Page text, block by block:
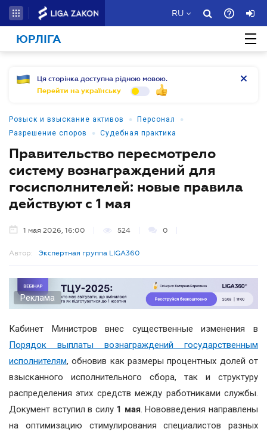
RU
ЮРЛІГА
Ця сторінка доступна рідною мовою.
Перейти на українську
Розыск и взыскание активов • Персонал •
Разрешение споров • Судебная практика
Правительство пересмотрело
систему вознаграждений для
госисполнителей: новые правила
действуют с 1 мая
1 мая 2026, 16:00 524 0
Автор: Экспертная группа LIGA360
Реклама
Кабинет Министров внес существенные изменения в
Порядок выплаты вознаграждений государственным
исполнителям, обновив как размеры процентных долей от
взысканного исполнительного сбора, так и структуру
распределения этих средств между работниками службы.
Документ вступил в силу 1 мая. Нововведения направлены
на оптимизацию стимулирования специалистов разных